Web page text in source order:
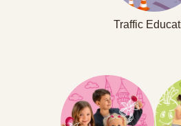
Traffic